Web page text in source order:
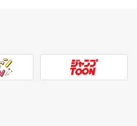
ジャンプTOON